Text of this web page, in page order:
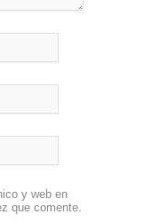
y web en
que comente.